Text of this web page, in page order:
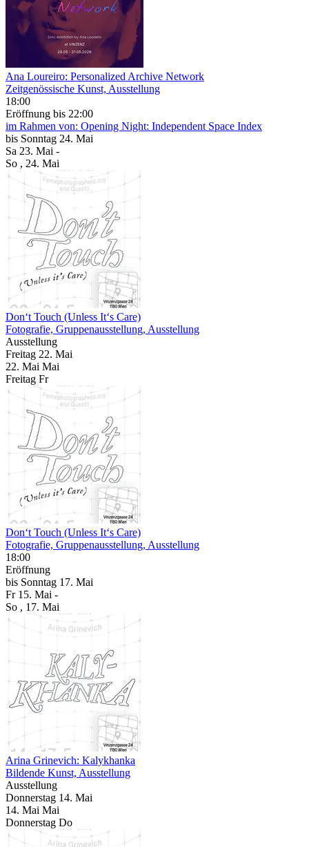
Ana Loureiro: Personalized Archive Network
Zeitgenössische Kunst, Ausstellung
18:00
Eröffnung bis 22:00
im Rahmen von: Opening Night: Independent Space Index
bis Sonntag 24. Mai
Sa 23. Mai -
So , 24. Mai
Don‘t Touch (Unless It‘s Care)
Fotografie, Gruppenausstellung, Ausstellung
Ausstellung
Freitag 22. Mai
22. Mai Mai
Freitag Fr
Don‘t Touch (Unless It‘s Care)
Fotografie, Gruppenausstellung, Ausstellung
18:00
Eröffnung
bis Sonntag 17. Mai
Fr 15. Mai -
So , 17. Mai
Arina Grinevich: Kalykhanka
Bildende Kunst, Ausstellung
Ausstellung
Donnerstag 14. Mai
14. Mai Mai
Donnerstag Do